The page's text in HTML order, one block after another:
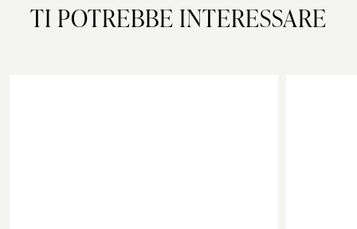
TI POTREBBE INTERESSARE